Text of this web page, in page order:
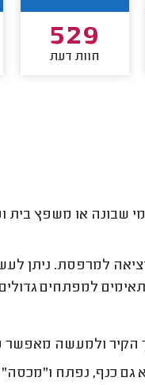
529
חוות דעת
שבונה או משפץ בית
למרפסת. ניתן
למפתחים
הקיר ולמעשה
גם כנף, נפתח